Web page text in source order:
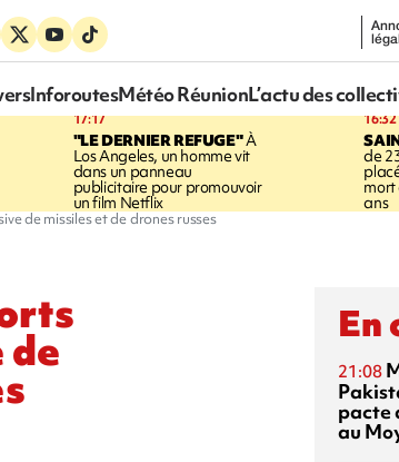
InforoutesMétéo RéunionL’actu des
17:17
"LE DERNIER REFUGE"À
Los Angeles, un homme vit
dans un panneau
publicitaire pour promouvoir
un film Netflix
16:32
de
mort
ans
de missiles et de drones russes
de
En
21:08
pacte
au